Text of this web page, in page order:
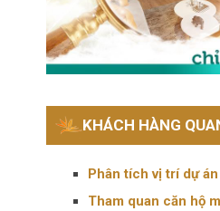
KHÁCH HÀNG
Phân tích vị trí dự án
Tham quan căn hộ